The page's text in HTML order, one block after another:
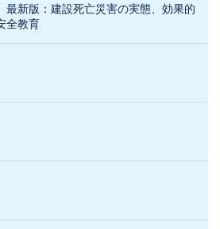
最新版：建設死亡災害の実態、効果的
全教育